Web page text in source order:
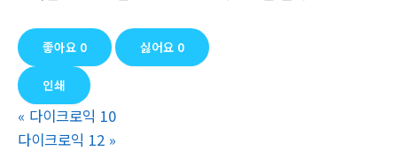
좋아요 0 싫어요 0
인쇄
« 다이크로익 10
다이크로익 12 »